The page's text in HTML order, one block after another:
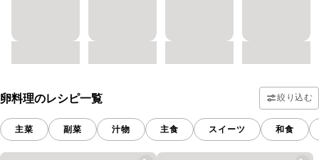
卵料理のレシピ一覧 絞り込む
主菜 副菜 汁物 主食 スイーツ 和食